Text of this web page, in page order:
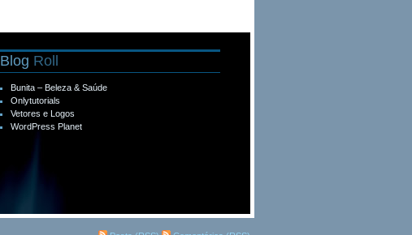
Blog Roll
Bunita – Beleza & Saúde
Onlytutorials
Vetores e Logos
WordPress Planet